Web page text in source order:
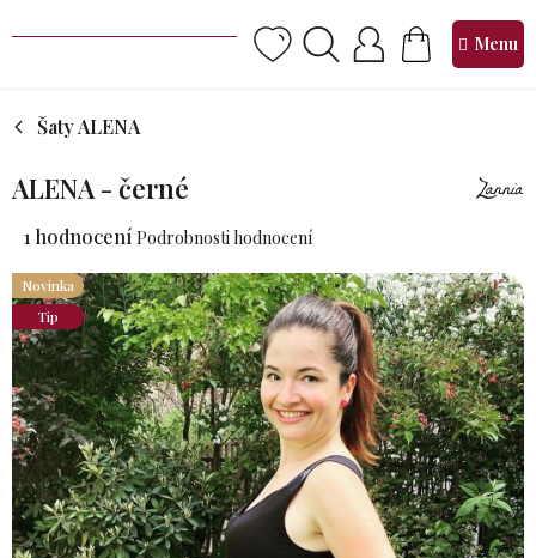
na
NÁKUPNÍ
KOŠÍK
Šaty ALENA
ALENA - černé
Průměrné
produktu
je
5,0
z 5
hvězdiček.
1 hodnocení Podrobnosti hodnocení
Novinka
Tip